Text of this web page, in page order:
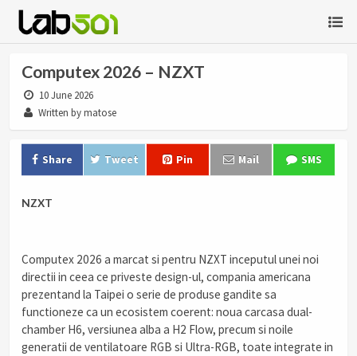
Computex 2026 – NZXT
10 June 2026
Written by matose
Share Tweet Pin Mail SMS
NZXT
Computex 2026 a marcat si pentru NZXT inceputul unei noi
directii in ceea ce priveste design-ul, compania americana
prezentand la Taipei o serie de produse gandite sa
functioneze ca un ecosistem coerent: noua carcasa dual-
chamber H6, versiunea alba a H2 Flow, precum si noile
generatii de ventilatoare RGB si Ultra-RGB, toate integrate in